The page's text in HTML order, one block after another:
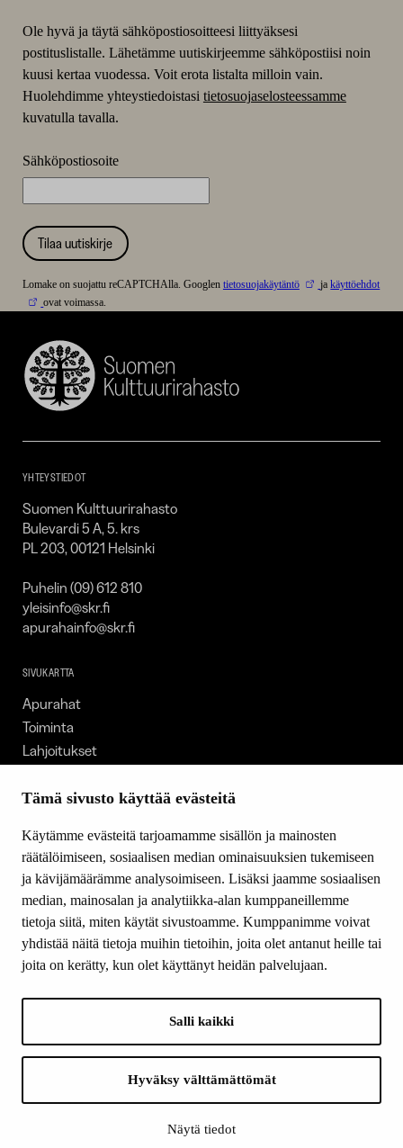
Tämä sivusto käyttää evästeitä
Käytämme evästeitä tarjoamamme sisällön ja mainosten
räätälöimiseen, sosiaalisen median ominaisuuksien tukemiseen
ja kävijämäärämme analysoimiseen. Lisäksi jaamme sosiaalisen
median, mainosalan ja analytiikka-alan kumppaneillemme
tietoja siitä, miten käytät sivustoamme. Kumppanimme voivat
yhdistää näitä tietoja muihin tietoihin, joita olet antanut heille tai
joita on kerätty, kun olet käyttänyt heidän palvelujaan.
Salli kaikki
Hyväksy välttämättömät
Näytä tiedot
Ole hyvä ja täytä sähköpostiosoitteesi liittyäksesi
postituslistalle. Lähetämme uutiskirjeemme sähköpostiisi noin
kuusi kertaa vuodessa. Voit erota listalta milloin vain.
Huolehdimme yhteystiedoistasi tietosuojaselosteessamme
kuvatulla tavalla.
Sähköpostiosoite
Tilaa uutiskirje
Lomake on suojattu reCAPTCHAlla. Googlen tietosuojakäytäntö jakäyttöehdot
ovat voimassa.
Suomen
Kulttuurirahasto
YHTEYSTIEDOT
Suomen Kulttuurirahasto
Bulevardi 5 A, 5. krs
PL 203, 00121 Helsinki
Puhelin (09) 612 810
yleisinfo@skr.fi
apurahainfo@skr.fi
SIVUKARTTA
Apurahat
Toiminta
Lahjoitukset
Ajankohtaista
Yhteystiedot
SEURAA MEITÄ
Facebook
Instagram
LinkedIn
Suomen Kulttuurirahasto: